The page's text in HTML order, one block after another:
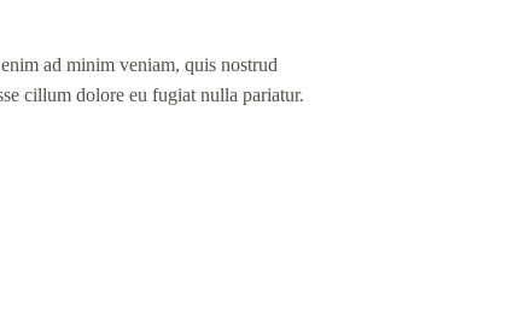
ad minim veniam, quis nostrud
cillum dolore eu fugiat nulla pariatur.